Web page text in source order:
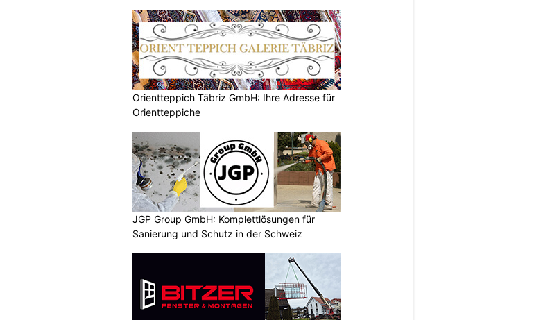
Orientteppich Täbriz GmbH: Ihre Adresse für
Orientteppiche
JGP Group GmbH: Komplettlösungen für
Sanierung und Schutz in der Schweiz